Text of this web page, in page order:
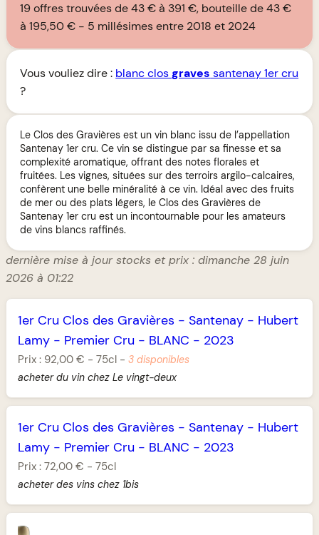
19 offres trouvées de 43 € à 391 €, bouteille de 43 €
à 195,50 €
5 millésimes entre 2018 et 2024
Vous vouliez dire : blanc closgraves santenay 1er cru
?
Le Clos des Gravières est un vin blanc issu de l’appellation
Santenay 1er cru. Ce vin se distingue par sa finesse et sa
complexité aromatique, offrant des notes florales et
fruitées. Les vignes, situées sur des terroirs argilo-calcaires,
confèrent une belle minéralité à ce vin. Idéal avec des fruits
de mer ou des plats légers, le Clos des Gravières de
Santenay 1er cru est un incontournable pour les amateurs
de vins blancs raffinés.
dernière mise à jour stocks et prix : dimanche 28 juin
2026 à 01:22
1er Cru Clos des Gravières - Santenay - Hubert
Lamy - Premier Cru - BLANC - 2023
Prix : 92,00 € - 75cl - 3 disponibles
acheter du vin chez Le vingt-deux
1er Cru Clos des Gravières - Santenay - Hubert
Lamy - Premier Cru - BLANC - 2023
Prix : 72,00 € - 75cl
acheter des vins chez 1bis